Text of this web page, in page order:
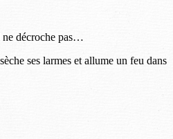
ne décroche pas…
ses larmes et allume un feu dans